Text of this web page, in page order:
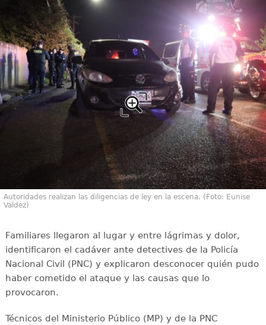
Autoridades realizan las diligencias de ley en la escena. (Foto: Eunise
Valdez)
Familiares llegaron al lugar y entre lágrimas y dolor,
identificaron el cadáver ante detectives de la Policía
Nacional Civil (PNC) y explicaron desconocer quién pudo
haber cometido el ataque y las causas que lo
provocaron.
Técnicos del Ministerio Público (MP) y de la PNC